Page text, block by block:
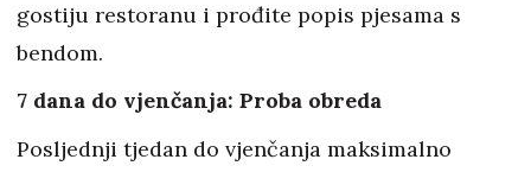
gostiju restoranu i prođite popis pjesama s
bendom.
7 dana do vjenčanja: Proba obreda
Posljednji tjedan do vjenčanja maksimalno